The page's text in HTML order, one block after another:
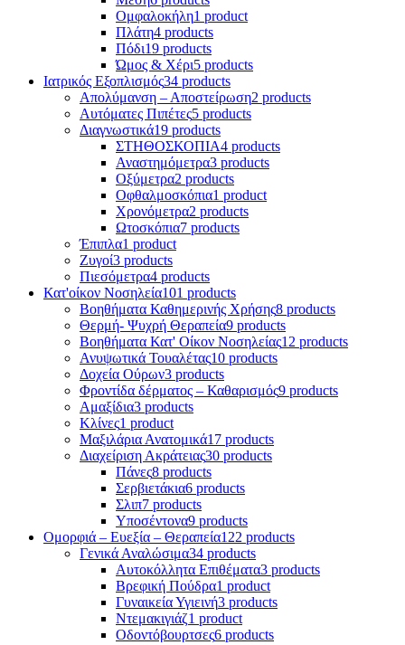
Ομφαλοκήλη1 product
Πλάτη4 products
Πόδι19 products
Ώμος & Χέρι5 products
Ιατρικός Εξοπλισμός34 products
Απολύμανση – Αποστείρωση2 products
Αυτόματες Πιπέτες5 products
Διαγνωστικά19 products
ΣΤΗΘΟΣΚΟΠΙΑ4 products
Αναστημόμετρα3 products
Οξύμετρα2 products
Οφθαλμοσκόπια1 product
Χρονόμετρα2 products
Ωτοσκόπια7 products
Έπιπλα1 product
Ζυγοί3 products
Πιεσόμετρα4 products
Κατ'οίκον Νοσηλεία101 products
Βοηθήματα Καθημερινής Χρήσης8 products
Θερμή- Ψυχρή Θεραπεία9 products
Βοηθήματα Κατ' Οίκον Νοσηλείας12 products
Ανυψωτικά Τουαλέτας10 products
Δοχεία Ούρων3 products
Φροντίδα δέρματος – Καθαρισμός9 products
Αμαξίδια3 products
Κλίνες1 product
Μαξιλάρια Ανατομικά17 products
Διαχείριση Ακράτειας30 products
Πάνες8 products
Σερβιετάκια6 products
Σλιπ7 products
Υποσέντονα9 products
Ομορφιά – Ευεξία – Θεραπεία122 products
Γενικά Αναλώσιμα34 products
Αυτοκόλλητα Επιθέματα3 products
Βρεφική Πούδρα1 product
Γυναικεία Υγιεινή3 products
Ντεμακιγιάζ1 product
Οδοντόβουρτσες6 products